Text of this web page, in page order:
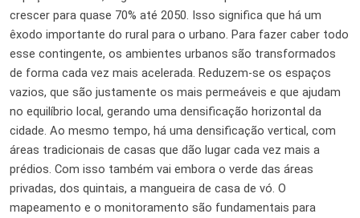
crescer para quase 70% até 2050. Isso significa que há um
êxodo importante do rural para o urbano. Para fazer caber todo
esse contingente, os ambientes urbanos são transformados
de forma cada vez mais acelerada. Reduzem-se os espaços
vazios, que são justamente os mais permeáveis e que ajudam
no equilíbrio local, gerando uma densificação horizontal da
cidade. Ao mesmo tempo, há uma densificação vertical, com
áreas tradicionais de casas que dão lugar cada vez mais a
prédios. Com isso também vai embora o verde das áreas
privadas, dos quintais, a mangueira de casa de vó. O
mapeamento e o monitoramento são fundamentais para